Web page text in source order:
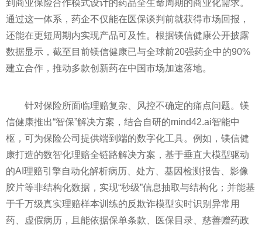
到商业保险合作模式设计的药品全生命周期的商业化需求。
通过这一体系，药企不仅能在医保谈判前就获得市场回报，
还能在更短周期内实现产品可及性。根据镁信健康公开披露
数据显示，截至目前镁信健康已与全球前20强药企中的90%
建立合作，推动多款创新药在中国市场加速落地。
针对保险所面临理赔复杂、风控不确定的痛点问题。镁
信健康推出“智保”解决方案，结合自研的mind42.ai智能中
枢，可为保险公司提供端到端的数字化工具。例如，镁信健
康打造的数智化理赔全链路解决方案，基于垂直大模型驱动
的AI理赔引擎自动化解析病历、处方、基因检测报告、影像
胶片等非结构化数据，实现“秒级”信息抽取与结构化；并能基
于千万级真实理赔样本训练的反欺诈模型实时识别异常用
药、虚假病历，且能依据保单条款、医保目录、慈善赠药政